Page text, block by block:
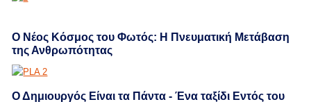
Ο Νέος Κόσμος του Φωτός: Η Πνευματική Μετάβαση
της Ανθρωπότητας
Ο Δημιουργός Είναι τα Πάντα - Ένα ταξίδι Εντός του